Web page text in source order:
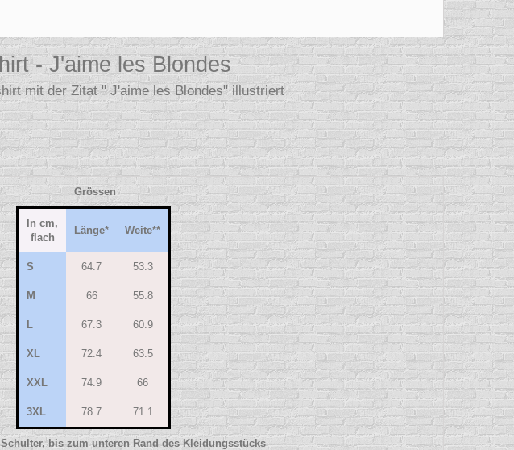
- J'aime les Blondes
mit der Zitat " J'aime les Blondes" illustriert
Grössen
In cm,
flach
Länge* Weite**
S 64.7 53.3
M 66 55.8
L 67.3 60.9
XL 72.4 63.5
XXL 74.9 66
3XL 78.7 71.1
bis zum unteren Rand des Kleidungsstücks